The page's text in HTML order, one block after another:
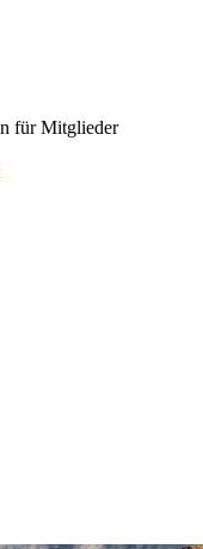
für Mitglieder